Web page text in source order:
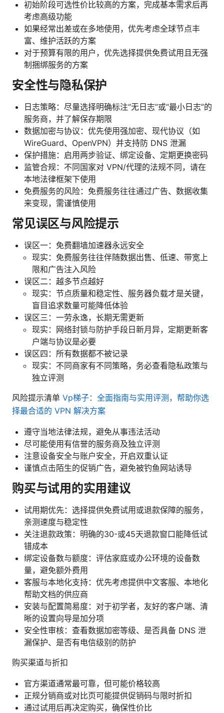
初始阶段可选性价比较高的方案，完成基本需求后再
考虑高级功能
如果经常出差或在多地使用，优先考虑全球节点丰
富、维护活跃的方案
对于预算有限的用户，优先选择提供免费试用且无强
制捆绑服务的方案
安全性与隐私保护
日志策略：尽量选择明确标注“无日志”或“最小日志”的
服务商，并了解保存期限
数据加密与协议：优先使用强加密、现代协议（如
WireGuard、OpenVPN）并支持防 DNS 泄漏
保护措施：启用两步验证、绑定设备、定期更换密码
监管合规：不同国家对 VPN/代理的法规不同，请在
本地法律框架下使用
免费服务的风险：免费服务往往通过广告、数据收集
来变现，需谨慎使用
常见误区与风险提示
误区一：免费翻墙加速器永远安全
现实：免费服务往往伴随数据出售、低速、带宽上
限和广告注入风险
误区二：越多节点越好
现实：节点质量和稳定性、服务器负载才是关键，
盲目追求数量可能降低体验
误区三：一劳永逸，长期无需更新
现实：网络封锁与防护手段日新月异，定期更新客
户端与协议是必要
误区四：所有数据都不被记录
现实：不同商家有不同策略，务必查看隐私政策与
独立评测
风险提示清单 Vp梯子：全面指南与实用评测，帮助你选
择最合适的 VPN 解决方案
遵守当地法律法规，避免从事违法活动
尽可能使用有信誉的服务商及独立评测
注意设备安全与账户安全，开启双重认证
谨慎点击陌生的促销广告，避免被钓鱼网站诱导
购买与试用的实用建议
试用期优先：选择提供免费试用或退款保障的服务，
亲测速度与稳定性
关注退款政策：明确的30-或45天退款窗口能降低试
错成本
绑定设备数与额度：评估家庭或办公环境的设备数
量，避免额外费用
客服与本地化支持：优先考虑提供中文客服、本地化
帮助文档的供应商
安装与配置简易度：对于初学者，友好的客户端、清
晰的设置向导是加分项
安全性审核：查看数据加密等级、是否具备 DNS 泄
漏保护、是否有电信级别的防护
购买渠道与折扣
官方渠道通常最可靠，但可能价格较高
正规分销商或对比页可能提供促销码与限时折扣
通过试用后再决定购买，确保性价比